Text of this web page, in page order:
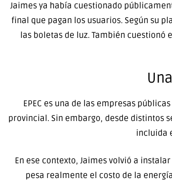
Jaimes ya había cuestionado
final que pagan los usuarios. Según su
las boletas de luz. También
EPEC es una de las empresas
provincial. Sin embargo, desde distintos
incluida
En ese contexto, Jaimes volvió a
pesa realmente el costo de la